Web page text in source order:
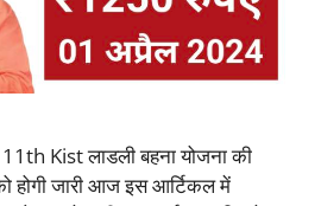
Kist लाडली बहना योजना की
होगी जारी आज इस आर्टिकल में